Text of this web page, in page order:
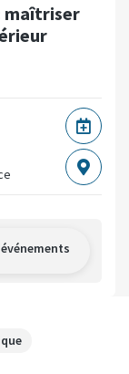
maîtriser